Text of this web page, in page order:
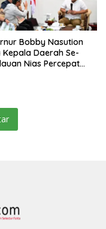
Bobby Nasution
Kepala Daerah Se-
Nias Percepat